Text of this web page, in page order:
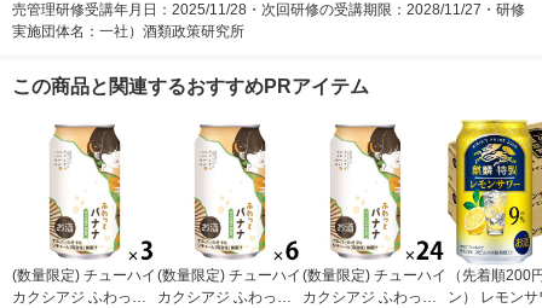
売管理研修受講年月日：2025/11/28・次回研修の受講期限：2028/11/27・研修
実施団体名：一社）酒類政策研究所
この商品と関連するおすすめPRアイテム
(数量限定) チューハイ
カクシアジ ふわっと
(数量限定) チューハイ
カクシアジ ふわっと
(数量限定) チューハイ
カクシアジ ふわっと
（先着順200
ン） レモン